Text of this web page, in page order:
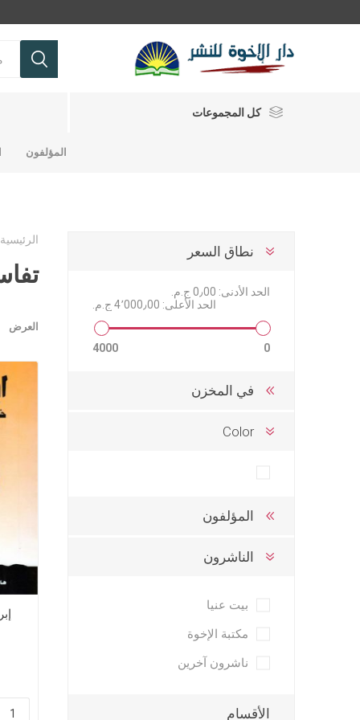
كل المجموعات
تفاسير
رموز من
تفاسير
نبوية
الحياة
خلاصية
طعام
مجلات ومجلدات
المؤلفون
الرئيسية
العرض
نطاق السعر
الحد الأدنى: 0٫00 ج.م.‏
الحد الأعلى: 4٬000٫00 ج.م.‏
0
4000
في المخزن
Color
المؤلفون
الناشرون
بيت عنيا
مكتبة الإخوة
ناشرون آخرين
الأقسام